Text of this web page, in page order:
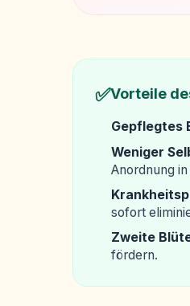
✅Vorteile
Gepflegtes
Weniger
Anordnung
sofort
Zweite
fördern.